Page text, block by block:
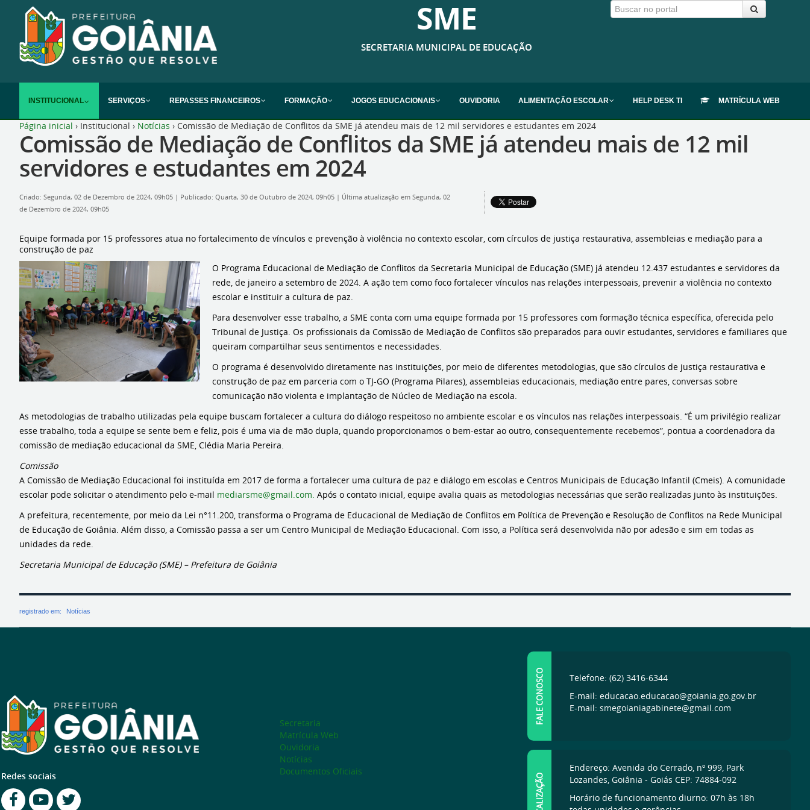
SME
SECRETARIA MUNICIPAL DE EDUCAÇÃO
INSTITUCIONAL SERVIÇOS REPASSES FINANCEIROS FORMAÇÃO JOGOS EDUCACIONAIS OUVIDORIA ALIMENTAÇÃO ESCOLAR HELP DESK TI MATRÍCULA WEB
Página inicial › Institucional › Notícias › Comissão de Mediação de Conflitos da SME já atendeu mais de 12 mil servidores e estudantes em 2024
Comissão de Mediação de Conflitos da SME já atendeu mais de 12 mil
servidores e estudantes em 2024
Criado: Segunda, 02 de Dezembro de 2024, 09h05 | Publicado: Quarta, 30 de Outubro de 2024, 09h05 | Última atualização em Segunda, 02
de Dezembro de 2024, 09h05
Equipe formada por 15 professores atua no fortalecimento de vínculos e prevenção à violência no contexto escolar, com círculos de justiça restaurativa, assembleias e mediação para a
construção de paz
O Programa Educacional de Mediação de Conflitos da Secretaria Municipal de Educação (SME) já atendeu 12.437 estudantes e servidores da
rede, de janeiro a setembro de 2024. A ação tem como foco fortalecer vínculos nas relações interpessoais, prevenir a violência no contexto
escolar e instituir a cultura de paz.
Para desenvolver esse trabalho, a SME conta com uma equipe formada por 15 professores com formação técnica específica, oferecida pelo
Tribunal de Justiça. Os profissionais da Comissão de Mediação de Conflitos são preparados para ouvir estudantes, servidores e familiares que
queiram compartilhar seus sentimentos e necessidades.
O programa é desenvolvido diretamente nas instituições, por meio de diferentes metodologias, que são círculos de justiça restaurativa e
construção de paz em parceria com o TJ-GO (Programa Pilares), assembleias educacionais, mediação entre pares, conversas sobre
comunicação não violenta e implantação de Núcleo de Mediação na escola.
As metodologias de trabalho utilizadas pela equipe buscam fortalecer a cultura do diálogo respeitoso no ambiente escolar e os vínculos nas relações interpessoais. “É um privilégio realizar
esse trabalho, toda a equipe se sente bem e feliz, pois é uma via de mão dupla, quando proporcionamos o bem-estar ao outro, consequentemente recebemos”, pontua a coordenadora da
comissão de mediação educacional da SME, Clédia Maria Pereira.
Comissão
A Comissão de Mediação Educacional foi instituída em 2017 de forma a fortalecer uma cultura de paz e diálogo em escolas e Centros Municipais de Educação Infantil (Cmeis). A comunidade
escolar pode solicitar o atendimento pelo e-mail mediarsme@gmail.com. Após o contato inicial, equipe avalia quais as metodologias necessárias que serão realizadas junto às instituições.
A prefeitura, recentemente, por meio da Lei n°11.200, transforma o Programa de Educacional de Mediação de Conflitos em Política de Prevenção e Resolução de Conflitos na Rede Municipal
de Educação de Goiânia. Além disso, a Comissão passa a ser um Centro Municipal de Mediação Educacional. Com isso, a Política será desenvolvida não por adesão e sim em todas as
unidades da rede.
Secretaria Municipal de Educação (SME) – Prefeitura de Goiânia
registrado em: Notícias
Redes sociais
Secretaria
Matrícula Web
Ouvidoria
Notícias
Documentos Oficiais
FALE CONOSCO
Telefone: (62) 3416-6344
E-mail: educacao.educacao@goiania.go.gov.br
E-mail: smegoianiagabinete@gmail.com
LOCALIZAÇÃO
Endereço: Avenida do Cerrado, nº 999, Park
Lozandes, Goiânia - Goiás CEP: 74884-092
Horário de funcionamento diurno: 07h às 18h